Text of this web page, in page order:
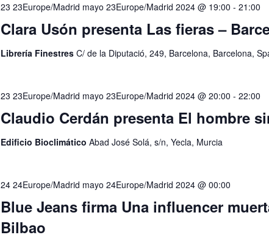
Clara Usón presenta Las fieras –
23 23Europe/Madrid mayo 23Europe/Madrid 2024 @ 19:00 - 21:00
Librería Finestres C/ de la Diputació, 249, Barcelona, Barcelona,
Claudio Cerdán presenta El hombre
23 23Europe/Madrid mayo 23Europe/Madrid 2024 @ 20:00 - 22:00
Edificio Bioclimático Abad José Solá, s/n, Yecla, Murcia
Blue Jeans firma Una influencer
Bilbao
24 24Europe/Madrid mayo 24Europe/Madrid 2024 @ 00:00